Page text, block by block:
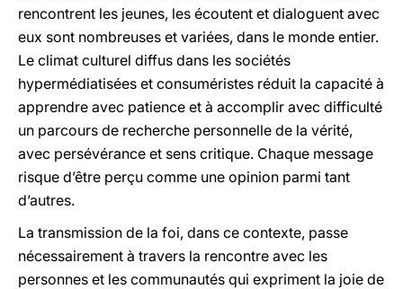
rencontrent les jeunes, les écoutent et dialoguent avec
eux sont nombreuses et variées, dans le monde entier.
Le climat culturel diffus dans les sociétés
hypermédiatisées et consuméristes réduit la capacité à
apprendre avec patience et à accomplir avec difficulté
un parcours de recherche personnelle de la vérité,
avec persévérance et sens critique. Chaque message
risque d’être perçu comme une opinion parmi tant
d’autres.
La transmission de la foi, dans ce contexte, passe
nécessairement à travers la rencontre avec les
personnes et les communautés qui expriment la joie de